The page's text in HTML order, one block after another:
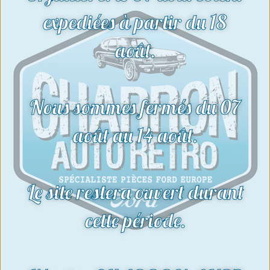
Voir le produit
expediées à partir du 18
août.
Nous sommes fermés du 07
août au 14 août.
Le site restera ouvert durant
cette période.